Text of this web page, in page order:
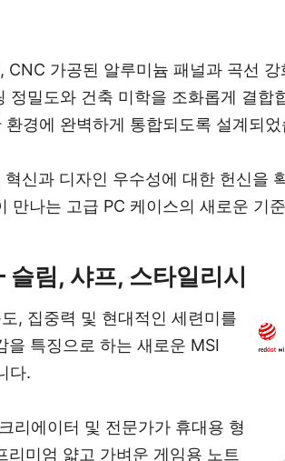
CNC 가공된 알루미늄 패널과 곡선
정밀도와 건축 미학을 조화롭게 결합
경에 완벽하게 통합되도록 설계되었
신과 디자인 우수성에 대한 헌신을
만나는 고급 PC 케이스의 새로운 기
림, 샤프, 스타일리시
, 집중력 및 현대적인 세련미를
을 특징으로 하는 새로운 MSI
다.
리에이터 및 전문가가 휴대용 형
리미엄 얇고 가벼운 게임용 노트